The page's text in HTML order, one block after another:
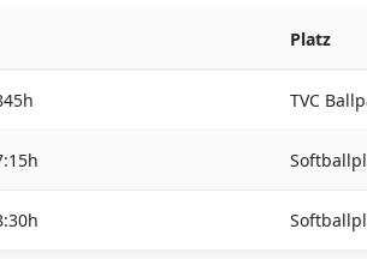
Platz
TVC